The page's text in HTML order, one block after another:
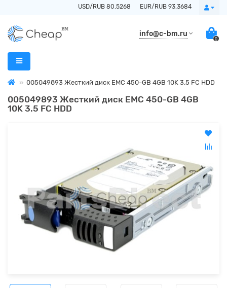
USD/RUB 80.5268 EUR/RUB 93.3684
info@c-bm.ru
0
005049893 Жесткий диск EMC 450-GB 4GB 10K 3.5 FC HDD
005049893 Жесткий диск EMC 450-GB 4GB
10K 3.5 FC HDD